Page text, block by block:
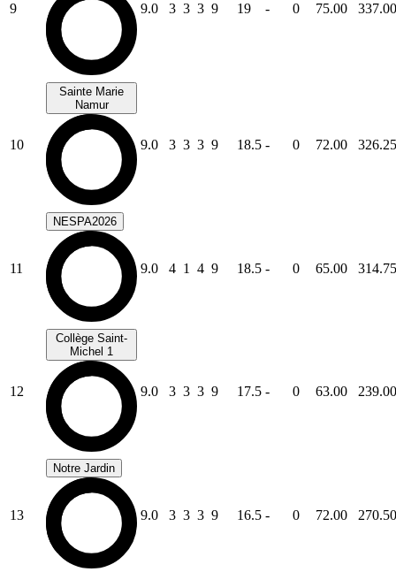
9 9.0 3 3 3 9 19 - 0 75.00 337.00
10
Sainte Marie
Namur
9.0 3 3 3 9 18.5 - 0 72.00 326.25
11
NESPA2026
9.0 4 1 4 9 18.5 - 0 65.00 314.75
12
Collège Saint-
Michel 1
9.0 3 3 3 9 17.5 - 0 63.00 239.00
13
Notre Jardin
9.0 3 3 3 9 16.5 - 0 72.00 270.50